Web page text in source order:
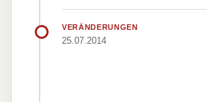
VERÄNDERUNGEN
25.07.2014